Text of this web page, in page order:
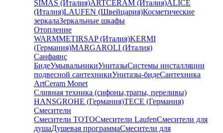
SIMAS (Италия)ARTCERAM (Италия)ALICE
(Италия)LAUFEN (Швейцария)Косметические
зеркалаЗеркальные шкафы
Отопление
WARMMETIRSAP (Италия)KERMI
(Германия)MARGAROLI (Италия)
Санфаянс
БидеУмывальникиУнитазыСистемы инсталляции
подвесной сантехникиУнитазы-бидеСантехника
ArtCeram Monet
Сливная техника (сифоны,трапы, переливы)
HANSGROHE (Германия)TECE (Германия)
Смесители
Смесители TOTOСмесители LaufenСмесители для
душаДушевая программаСмесители для